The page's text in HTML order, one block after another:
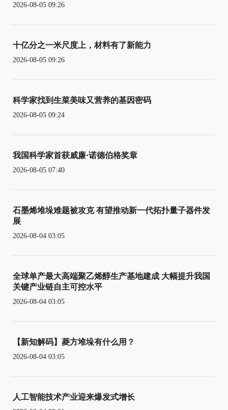
2026-08-05 09:26
十亿分之一米尺度上，材料有了新能力
2026-08-05 09:26
科学家找到生菜美味又营养的基因密码
2026-08-05 09:24
我国科学家首获威廉·诺德伯格奖章
2026-08-05 07:40
石墨烯堆垛难题被攻克 有望推动新一代拓扑量子器件发
展
2026-08-04 03:05
全球单产最大高端聚乙烯醇生产基地建成 大幅提升我国
关键产业链自主可控水平
2026-08-04 03:05
【新知解码】菱方堆垛有什么用？
2026-08-04 03:05
人工智能技术产业迎来爆发式增长